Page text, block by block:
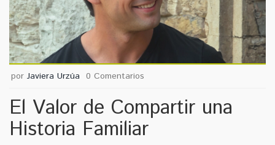
por Javiera Urzúa 0 Comentarios
El Valor de Compartir una
Historia Familiar